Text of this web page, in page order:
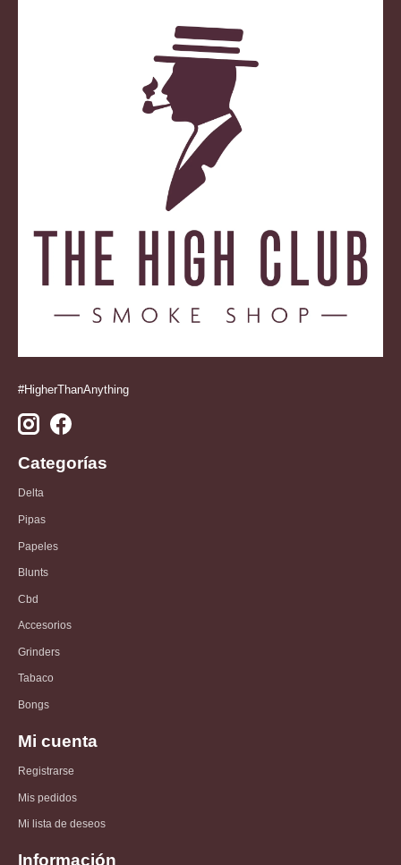
#HigherThanAnything
Categorías
Delta
Pipas
Papeles
Blunts
Cbd
Accesorios
Grinders
Tabaco
Bongs
Mi cuenta
Registrarse
Mis pedidos
Mi lista de deseos
Información